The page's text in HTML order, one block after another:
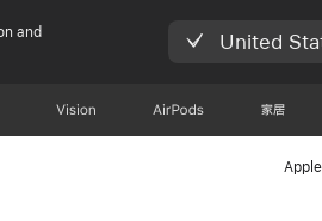
and
United
Vision AirPods 家居